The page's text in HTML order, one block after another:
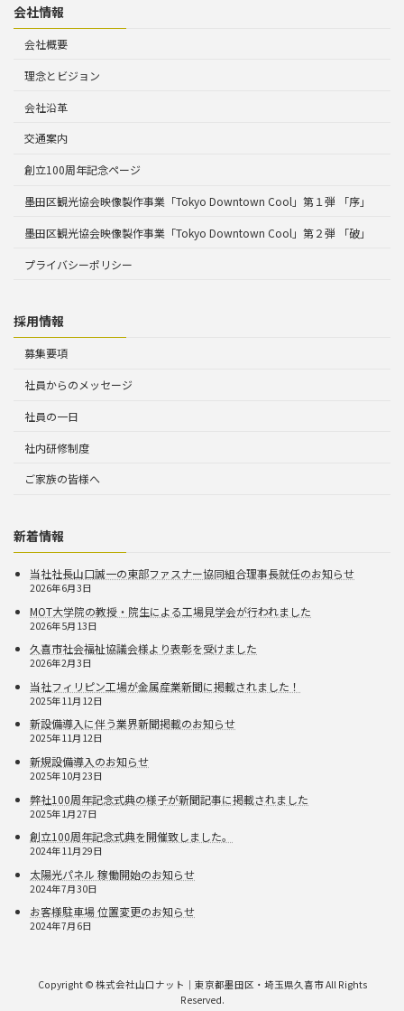
会社情報
会社概要
理念とビジョン
会社沿革
交通案内
創立100周年記念ページ
墨田区観光協会映像製作事業「Tokyo Downtown Cool」第１弾 「序」
墨田区観光協会映像製作事業「Tokyo Downtown Cool」第２弾 「破」
プライバシーポリシー
採用情報
募集要項
社員からのメッセージ
社員の一日
社内研修制度
ご家族の皆様へ
新着情報
当社社長山口誠一の東部ファスナー協同組合理事長就任のお知らせ
2026年6月3日
MOT大学院の教授・院生による工場見学会が行われました
2026年5月13日
久喜市社会福祉協議会様より表彰を受けました
2026年2月3日
当社フィリピン工場が金属産業新聞に掲載されました！
2025年11月12日
新設備導入に伴う業界新聞掲載のお知らせ
2025年11月12日
新規設備導入のお知らせ
2025年10月23日
弊社100周年記念式典の様子が新聞記事に掲載されました
2025年1月27日
創立100周年記念式典を開催致しました。
2024年11月29日
太陽光パネル 稼働開始のお知らせ
2024年7月30日
お客様駐車場 位置変更のお知らせ
2024年7月6日
Copyright © 株式会社山口ナット｜東京都墨田区・埼玉県久喜市 All Rights
Reserved.